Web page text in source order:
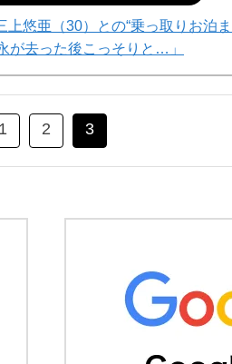
悠亜（30）との“乗っ取りお泊
が去った後こっそりと…」
1 2 3